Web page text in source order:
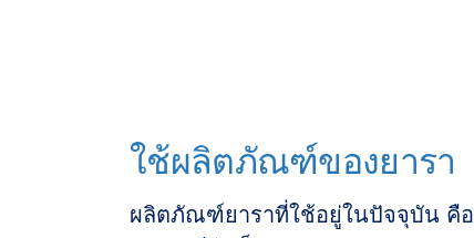
ใช้ผลิตภัณฑ์ของยารา
ผลิตภัณฑ์ยาราที่ใช้อยู่ในปัจจุบัน คือ